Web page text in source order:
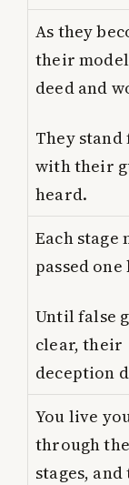
As they
their
deed and
They
with their
heard.
Each stage
passed one
Until false
clear, their
deception
You live
through
stages,